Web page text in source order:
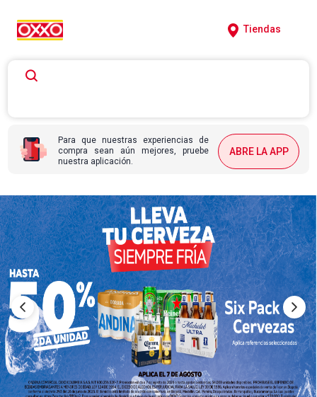
Tiendas
Para que nuestras experiencias de
compra sean aún mejores, pruebe
nuestra aplicación.
ABRE LA APP